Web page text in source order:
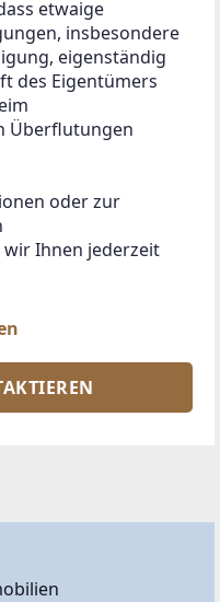
etwaige
insbesondere
eigenständig
des Eigentümers
Überflutungen
oder zur
Ihnen jederzeit